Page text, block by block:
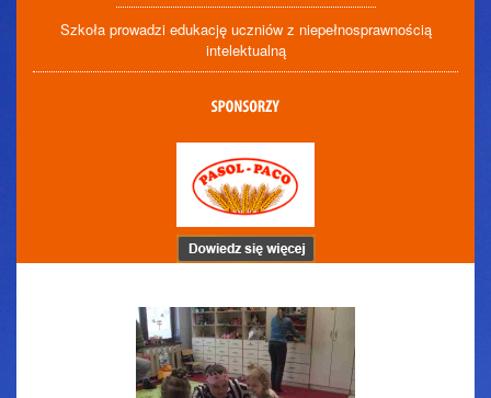
Szkoła prowadzi edukację uczniów z niepełnosprawnością
intelektualną